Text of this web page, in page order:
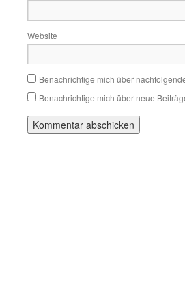
Website
Benachrichtige mich über
Benachrichtige mich über neue